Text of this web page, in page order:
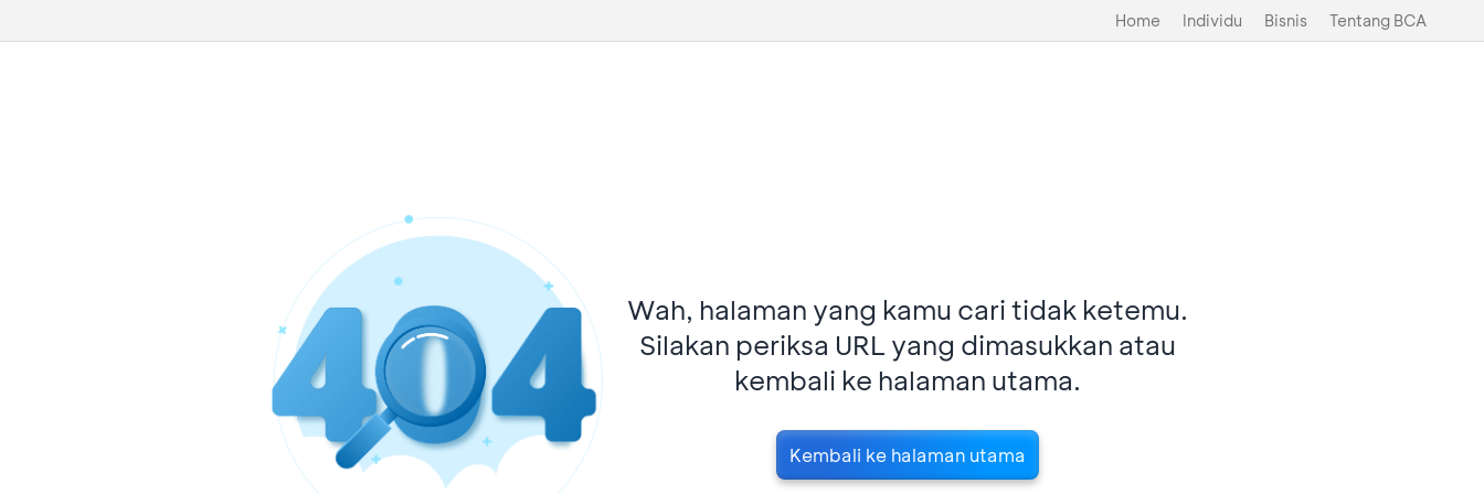
Home Individu Bisnis Tentang BCA
Wah, halaman yang kamu cari tidak ketemu.
Silakan periksa URL yang dimasukkan atau
kembali ke halaman utama.
Kembali ke halaman utama